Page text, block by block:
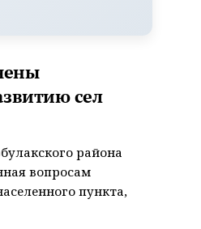
сел
района
вопросам
пункта,